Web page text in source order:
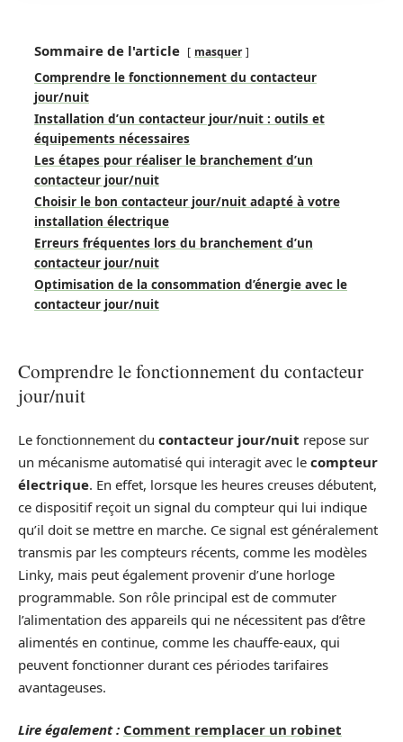
Sommaire de l'article masquer
Comprendre le fonctionnement du contacteur
jour/nuit
Installation d’un contacteur jour/nuit : outils et
équipements nécessaires
Les étapes pour réaliser le branchement d’un
contacteur jour/nuit
Choisir le bon contacteur jour/nuit adapté à votre
installation électrique
Erreurs fréquentes lors du branchement d’un
contacteur jour/nuit
Optimisation de la consommation d’énergie avec le
contacteur jour/nuit
Comprendre le fonctionnement du contacteur
jour/nuit
Le fonctionnement du contacteur jour/nuit repose sur
un mécanisme automatisé qui interagit avec le compteur
électrique. En effet, lorsque les heures creuses débutent,
ce dispositif reçoit un signal du compteur qui lui indique
qu’il doit se mettre en marche. Ce signal est généralement
transmis par les compteurs récents, comme les modèles
Linky, mais peut également provenir d’une horloge
programmable. Son rôle principal est de commuter
l’alimentation des appareils qui ne nécessitent pas d’être
alimentés en continue, comme les chauffe-eaux, qui
peuvent fonctionner durant ces périodes tarifaires
avantageuses.
Lire également : Comment remplacer un robinet